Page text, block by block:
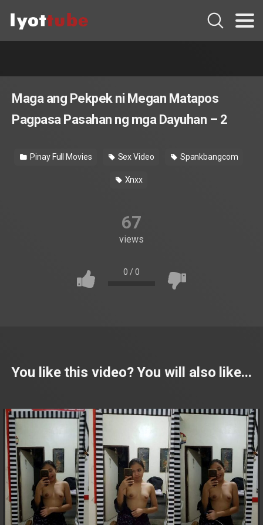
Maga ang Pekpek ni Megan Matapos
Pagpasa Pasahan ng mga Dayuhan – 2
Pinay Full Movies Sex Video Spankbangcom
Xnxx
67
views
0 /0
You like this video? You will also like...